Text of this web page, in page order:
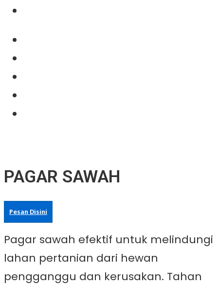
PAGAR SAWAH
Pesan Disini
Pagar sawah efektif untuk melindungi
lahan pertanian dari hewan
pengganggu dan kerusakan. Tahan